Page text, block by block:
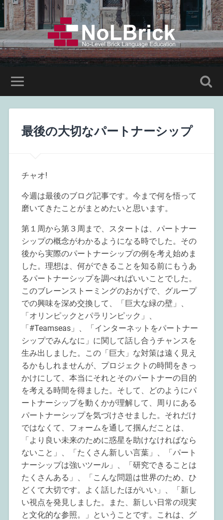
最後の大切なパートナーシップ
チャオ!
今週は最後のブログ記事です。今まで何を悟って
磨いてきたことがまとめたいと思います。
第１周から第３周まで、スタートは、パートナー
シップの概念がわかるようになる時でした。その
後から実際のパートナーシップの例を考え始めま
した。理想は、何ができることを知る前にもうあ
るパートナーシップを調べればいいことでした。
このブレーンストーミングのおかげで、グループ
での興味を深め交換して、「巨大な緑の壁」、
「オリンピックとパラリンピック」、
「#Teamseas」、「インターネットをパートナー
シップでみんなに」に関して話し合うチャンスを
生み出しました。この「巨大」な対策は遠く見え
るかもしれませんが、プロジェクトの時間をきっ
かけにして、本当にそれとそのパートナーの目的
を考える時間を得ました。そして、どのようにパ
ートナーシップを動くかが理解して、周りにある
パートナーシップを気づけさせました。それだけ
ではなくて、フォームを通して掴んだことは、
「より良い未来のために惑星を助けなければなら
ないこと」、「たくさん新しい言葉」、「パート
ナーシップは強いツール」、「研究できることは
たくさんある」、「こんな問題は世界のため、ひ
どくて大切です。よく話したほがいい」、「新し
い視点を発見しました。また、新しい日常の現実
と文化的な参照。」ということです。これは、グ